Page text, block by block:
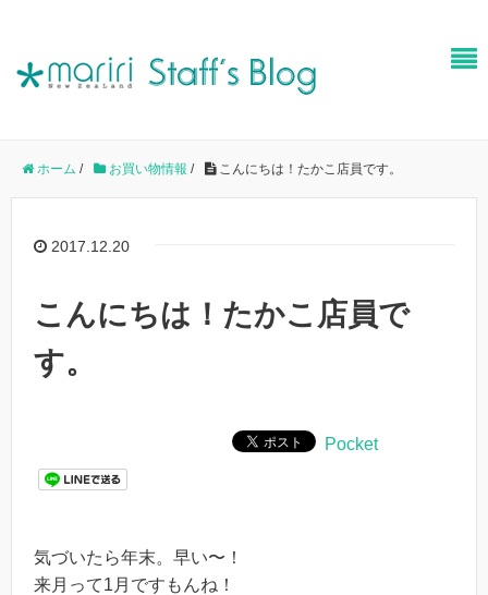
ホーム / お買い物情報 / こんにちは！たかこ店員です。
2017.12.20
こんにちは！たかこ店員で
す。
Pocket
気づいたら年末。早い〜！
来月って1月ですもんね！